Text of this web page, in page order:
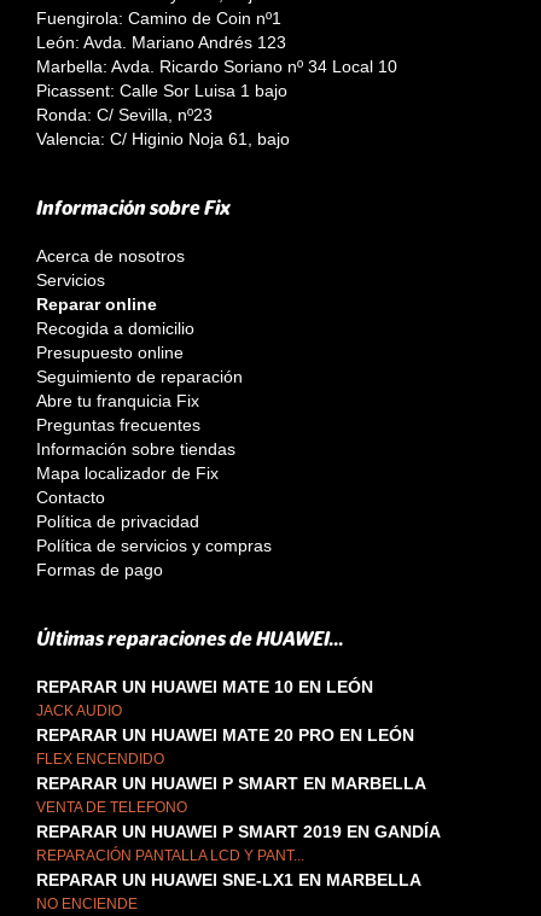
Fuengirola: Camino de Coin nº1
León: Avda. Mariano Andrés 123
Marbella: Avda. Ricardo Soriano nº 34 Local 10
Picassent: Calle Sor Luisa 1 bajo
Ronda: C/ Sevilla, nº23
Valencia: C/ Higinio Noja 61, bajo
Información sobre Fix
Acerca de nosotros
Servicios
Reparar online
Recogida a domicilio
Presupuesto online
Seguimiento de reparación
Abre tu franquicia Fix
Preguntas frecuentes
Información sobre tiendas
Mapa localizador de Fix
Contacto
Política de privacidad
Política de servicios y compras
Formas de pago
Últimas reparaciones de HUAWEI...
REPARAR UN HUAWEI MATE 10 EN LEÓN
JACK AUDIO
REPARAR UN HUAWEI MATE 20 PRO EN LEÓN
FLEX ENCENDIDO
REPARAR UN HUAWEI P SMART EN MARBELLA
VENTA DE TELEFONO
REPARAR UN HUAWEI P SMART 2019 EN GANDÍA
REPARACIÓN PANTALLA LCD Y PANT...
REPARAR UN HUAWEI SNE-LX1 EN MARBELLA
NO ENCIENDE